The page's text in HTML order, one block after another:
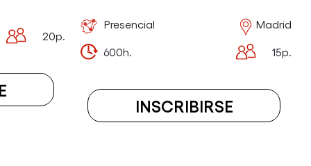
20p.
A
Presencial Madrid
600h. 15p.
INSCRIBIRSE
A